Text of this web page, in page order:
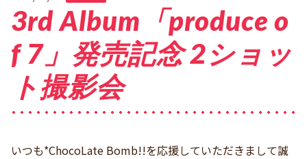
3rd Album「produce o
f 7」発売記念 2ショッ
ト撮影会
いつも*ChocoLate Bomb!!を応援していただきまして誠